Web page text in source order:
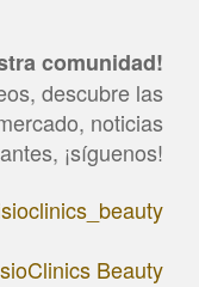
comunidad!
descubre las
noticias
¡síguenos!
Beauty